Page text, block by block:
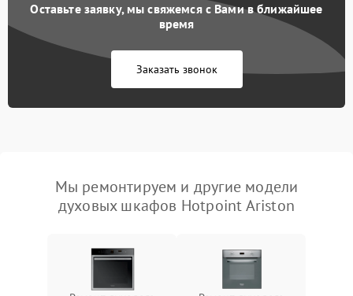
Оставьте заявку, мы свяжемся с Вами в ближайшее
время
Заказать звонок
Мы ремонтируем и другие модели
духовых шкафов Hotpoint Ariston